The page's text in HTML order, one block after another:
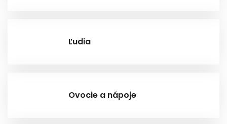
Ľudia
Ovocie a nápoje